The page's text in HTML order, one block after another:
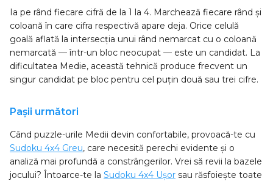
Ia pe rând fiecare cifră de la 1 la 4. Marchează fiecare rând și
coloană în care cifra respectivă apare deja. Orice celulă
goală aflată la intersecția unui rând nemarcat cu o coloană
nemarcată — într-un bloc neocupat — este un candidat. La
dificultatea Medie, această tehnică produce frecvent un
singur candidat pe bloc pentru cel puțin două sau trei cifre.
Pașii următori
Când puzzle-urile Medii devin confortabile, provoacă-te cu
Sudoku 4x4 Greu, care necesită perechi evidente și o
analiză mai profundă a constrângerilor. Vrei să revii la bazele
jocului? Întoarce-te la Sudoku 4x4 Ușor sau răsfoiește toate